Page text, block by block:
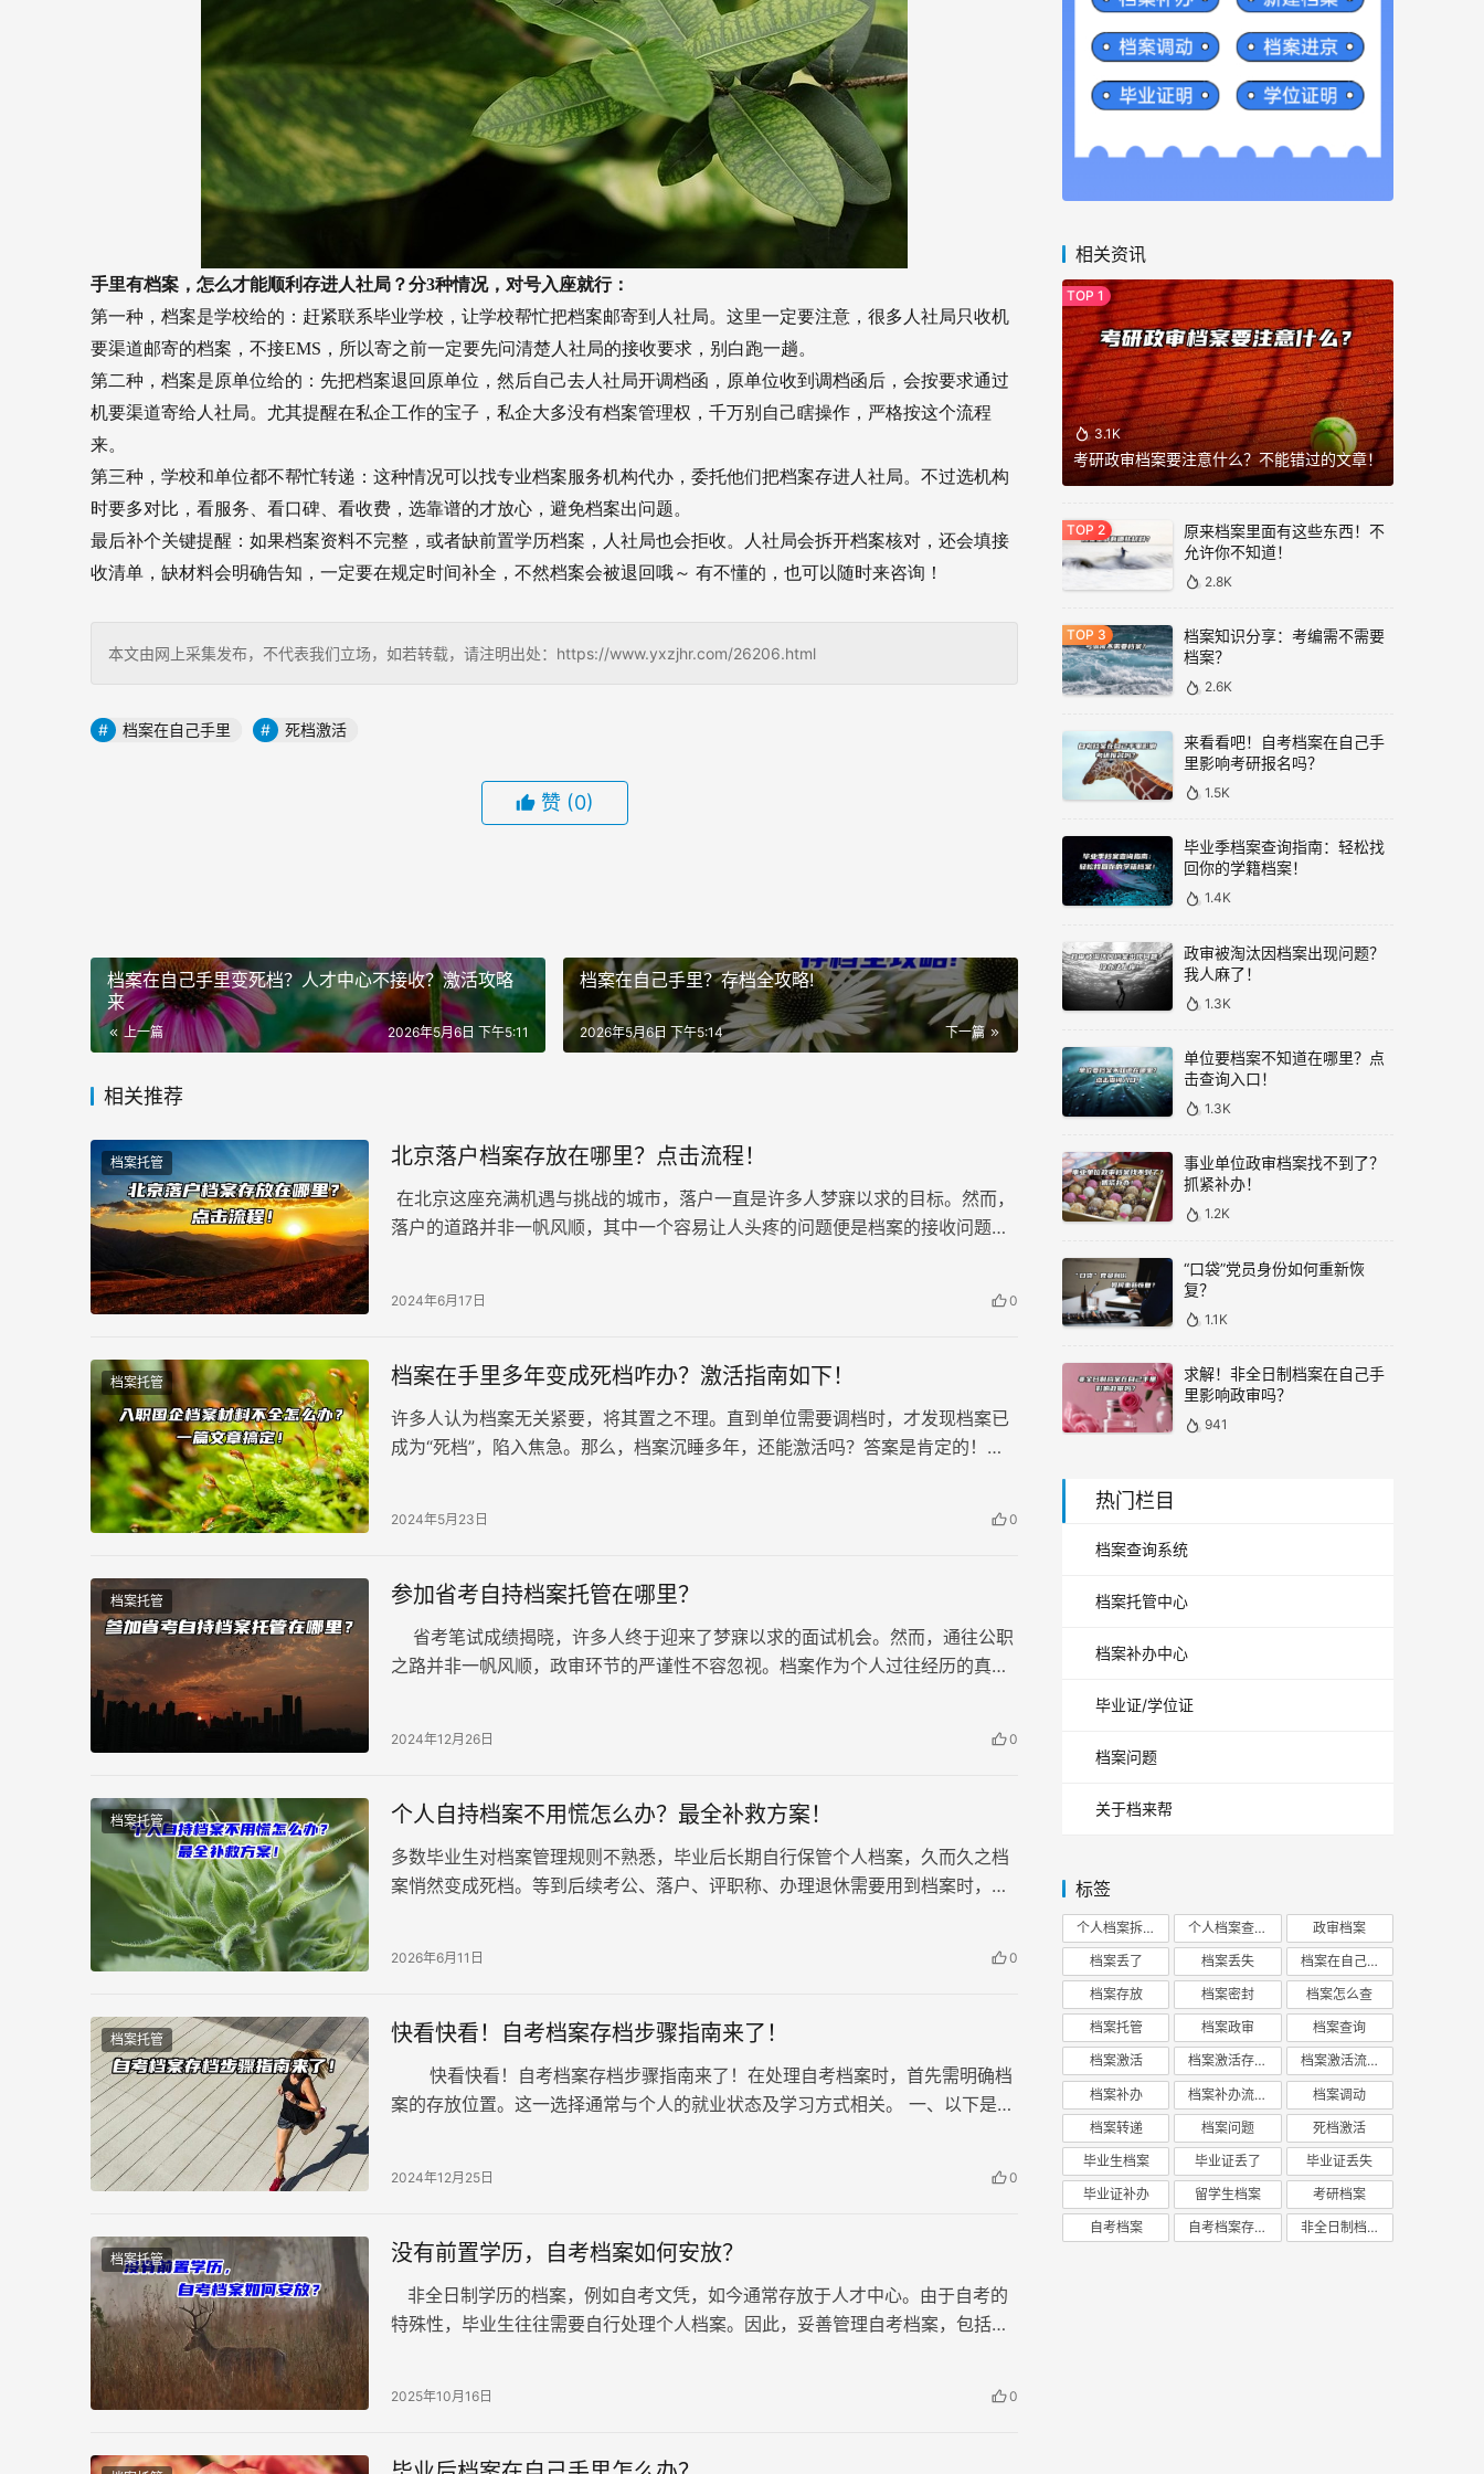
手里有档案，怎么才能顺利存进人社局？分3种情况，对号入座就行：
第一种，档案是学校给的：赶紧联系毕业学校，让学校帮忙把档案邮寄到人社局。这里一定要注意，很多人社局只收机
要渠道邮寄的档案，不接EMS，所以寄之前一定要先问清楚人社局的接收要求，别白跑一趟。
第二种，档案是原单位给的：先把档案退回原单位，然后自己去人社局开调档函，原单位收到调档函后，会按要求通过
机要渠道寄给人社局。尤其提醒在私企工作的宝子，私企大多没有档案管理权，千万别自己瞎操作，严格按这个流程
来。
第三种，学校和单位都不帮忙转递：这种情况可以找专业档案服务机构代办，委托他们把档案存进人社局。不过选机构
时要多对比，看服务、看口碑、看收费，选靠谱的才放心，避免档案出问题。
最后补个关键提醒：如果档案资料不完整，或者缺前置学历档案，人社局也会拒收。人社局会拆开档案核对，还会填接
收清单，缺材料会明确告知，一定要在规定时间补全，不然档案会被退回哦～ 有不懂的，也可以随时来咨询！
本文由网上采集发布，不代表我们立场，如若转载，请注明出处：https://www.yxzjhr.com/26206.html
档案在自己手里 死档激活
赞 (0)
档案在自己手里变死档？人才中心不接收？激活攻略
来
上一篇 2026年5月6日 下午5:11
档案在自己手里？存档全攻略!
下一篇
2026年5月6日 下午5:14
相关推荐
档案托管 北京落户档案存放在哪里？点击流程！
在北京这座充满机遇与挑战的城市，落户一直是许多人梦寐以求的目标。然而，
落户的道路并非一帆风顺，其中一个容易让人头疼的问题便是档案的接收问题。
2024年6月17日 0
档案托管 档案在手里多年变成死档咋办？激活指南如下！
许多人认为档案无关紧要，将其置之不理。直到单位需要调档时，才发现档案已
成为“死档”，陷入焦急。那么，档案沉睡多年，还能激活吗？答案是肯定的！以
2024年5月23日 0
档案托管 参加省考自持档案托管在哪里？
省考笔试成绩揭晓，许多人终于迎来了梦寐以求的面试机会。然而，通往公职
之路并非一帆风顺，政审环节的严谨性不容忽视。档案作为个人过往经历的真实
2024年12月26日 0
档案托管 个人自持档案不用慌怎么办？最全补救方案！
多数毕业生对档案管理规则不熟悉，毕业后长期自行保管个人档案，久而久之档
案悄然变成死档。等到后续考公、落户、评职称、办理退休需要用到档案时，才
2026年6月11日 0
档案托管 快看快看！自考档案存档步骤指南来了！
快看快看！自考档案存档步骤指南来了！在处理自考档案时，首先需明确档
案的存放位置。这一选择通常与个人的就业状态及学习方式相关。 一、以下是三
2024年12月25日 0
档案托管 没有前置学历，自考档案如何安放？
非全日制学历的档案，例如自考文凭，如今通常存放于人才中心。由于自考的
特殊性，毕业生往往需要自行处理个人档案。因此，妥善管理自考档案，包括合
2025年10月16日 0
相关资讯
3.1K
考研政审档案要注意什么？不能错过的文章！
原来档案里面有这些东西！不
允许你不知道！
2.8K
档案知识分享：考编需不需要
档案？
2.6K
来看看吧！自考档案在自己手
里影响考研报名吗？
1.5K
毕业季档案查询指南：轻松找
回你的学籍档案！
1.4K
政审被淘汰因档案出现问题？
我人麻了！
1.3K
单位要档案不知道在哪里？点
击查询入口！
1.3K
事业单位政审档案找不到了？
抓紧补办！
1.2K
“口袋”党员身份如何重新恢
复？
1.1K
求解！非全日制档案在自己手
里影响政审吗？
941
热门栏目
档案查询系统
档案托管中心
档案补办中心
毕业证/学位证
档案问题
关于档来帮
标签
个人档案拆开 个人档案查询 政审档案
档案丢了 档案丢失 档案在自己手里
档案存放 档案密封 档案怎么查
档案托管 档案政审 档案查询
档案激活 档案激活存放 档案激活流程
档案补办 档案补办流程 档案调动
档案转递 档案问题 死档激活
毕业生档案 毕业证丢了 毕业证丢失
毕业证补办 留学生档案 考研档案
自考档案 自考档案存放 非全日制档案